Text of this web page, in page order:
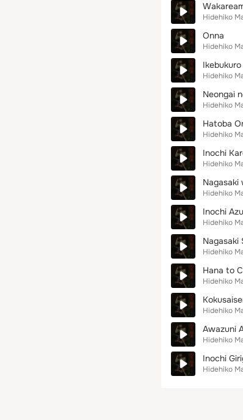
Hidehiko
Onna
Hidehiko
Hidehiko
Neongai
Hidehiko
Hatoba
Hidehiko
Inochi
Hidehiko
Nagasaki
Hidehiko
Inochi
Hidehiko
Nagasaki
Hidehiko
Hana to
Hidehiko
Hidehiko
Awazuni
Hidehiko
Inochi
Hidehiko